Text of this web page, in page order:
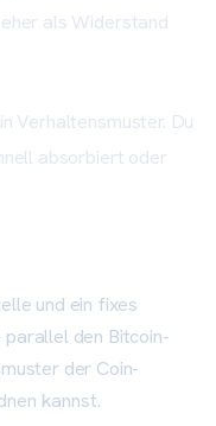
als Widerstand
Verhaltensmuster. Du
absorbiert oder
und ein fixes
parallel den Bitcoin-
der Coin-
kannst.